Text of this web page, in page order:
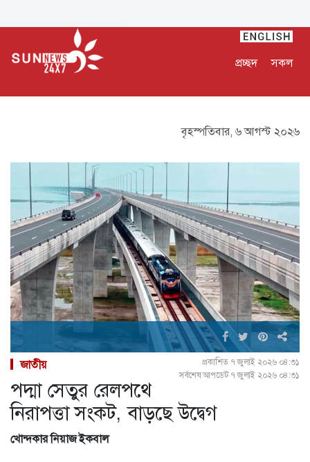
প্রচ্ছদ সকল
বৃহস্পতিবার, ৬ আগস্ট ২০২৬
জাতীয়
প্রকাশিত ৭ জুলাই ২০২৬ ০৪:৩১
সর্বশেষ আপডেট ৭ জুলাই ২০২৬ ০৪:৩১
পদ্মা সেতুর রেলপথে
নিরাপত্তা সংকট, বাড়ছে উদ্বেগ
খোন্দকার নিয়াজ ইকবাল